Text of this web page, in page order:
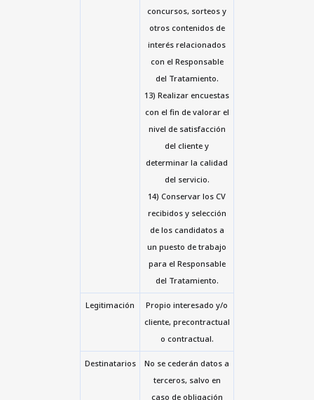
concursos, sorteos y
otros contenidos de
interés relacionados
con el Responsable
del Tratamiento.
13) Realizar encuestas
con el fin de valorar el
nivel de satisfacción
del cliente y
determinar la calidad
del servicio.
14) Conservar los CV
recibidos y selección
de los candidatos a
un puesto de trabajo
para el Responsable
del Tratamiento.
Legitimación
Propio interesado y/o
cliente, precontractual
o contractual.
Destinatarios
No se cederán datos a
terceros, salvo en
caso de obligación